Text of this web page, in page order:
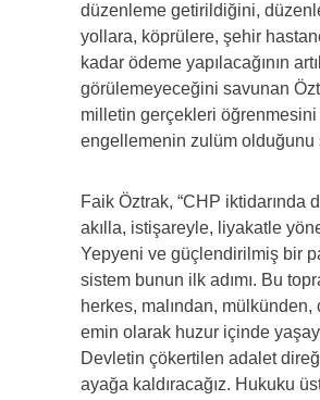
düzenleme getirildiğini,
yollara, köprülere, şehir
kadar ödeme yapılacağının
görülemeyeceğini savunan
milletin gerçekleri öğrenmesini
engellemenin zulüm olduğunu
Faik Öztrak, “CHP iktidarında
akılla, istişareyle, liyakatle
Yepyeni ve güçlendirilmiş bir
sistem bunun ilk adımı. Bu
herkes, malından, mülkünden,
emin olarak huzur içinde
Devletin çökertilen adalet
ayağa kaldıracağız. Hukuku